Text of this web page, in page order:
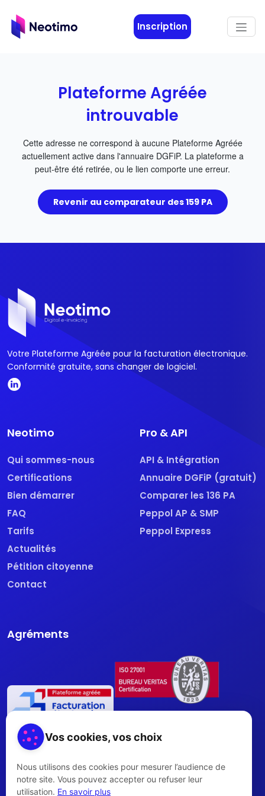
Inscription
Plateforme Agréée
introuvable
Cette adresse ne correspond à aucune Plateforme Agréée
actuellement active dans l'annuaire DGFiP. La plateforme a
peut-être été retirée, ou le lien comporte une erreur.
Revenir au comparateur des 159 PA
Votre Plateforme Agréée pour la facturation électronique.
Conformité gratuite, sans changer de logiciel.
Neotimo
Qui sommes-nous
Certifications
Bien démarrer
FAQ
Tarifs
Actualités
Pétition citoyenne
Contact
Pro & API
API & Intégration
Annuaire DGFiP (gratuit)
Comparer les 136 PA
Peppol AP & SMP
Peppol Express
Agréments
Vos cookies, vos choix
Nous utilisons des cookies pour mesurer l’audience de
notre site. Vous pouvez accepter ou refuser leur
utilisation. En savoir plus